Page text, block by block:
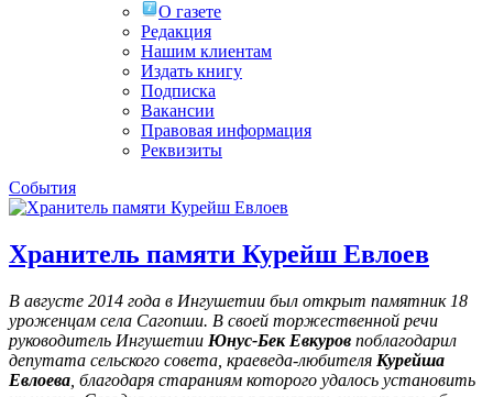
О газете
Редакция
Нашим клиентам
Издать книгу
Подписка
Вакансии
Правовая информация
Реквизиты
События
Хранитель памяти Курейш Евлоев
В августе 2014 года в Ингушетии был открыт памятник 18
уроженцам села Сагопши. В своей торжественной речи
руководитель Ингушетии Юнус-Бек Евкуров поблагодарил
депутата сельского совета, краеведа-любителя Курейша
Евлоева , благодаря стараниям которого удалось установить